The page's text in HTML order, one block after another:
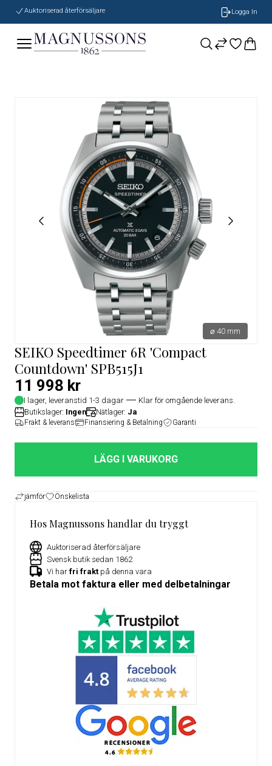
Auktoriserad återförsäljare Logga In
⌀ 40 mm
SEIKO Speedtimer 6R 'Compact
Countdown' SPB515J1
11 998 kr
I lager, leveranstid 1-3 dagar
Klar för omgående leverans.
Butikslager: Ingen Nätlager: Ja
Frakt & leverans Finansiering & Betalning Garanti
LÄGG I VARUKORG
jämför Önskelista
Hos Magnussons handlar du tryggt
Auktoriserad återförsäljare
Svensk butik sedan 1862
Vi har fri frakt på denna vara
Betala mot faktura eller med delbetalningar